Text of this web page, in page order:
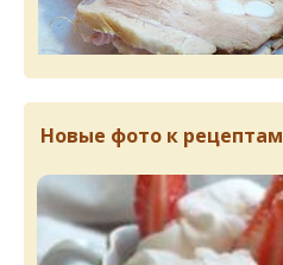
Новые фото к рецептам